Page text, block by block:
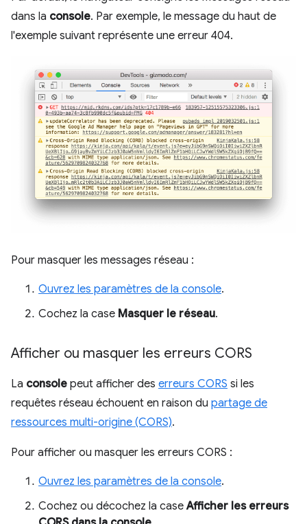
dans la console. Par exemple, le message du haut de
l'exemple suivant représente une erreur 404.
Pour masquer les messages réseau :
Ouvrez les paramètres de la console.
Cochez la case Masquer le réseau.
Afficher ou masquer les erreurs CORS
La console peut afficher des erreurs CORS si les
requêtes réseau échouent en raison du partage de
ressources multi-origine (CORS).
Pour afficher ou masquer les erreurs CORS :
Ouvrez les paramètres de la console.
Cochez ou décochez la caseAfficher les erreurs